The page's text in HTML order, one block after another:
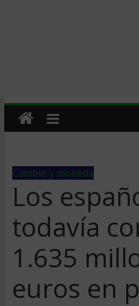
Cambio y moneda
Los
todavía
1.635
euros en